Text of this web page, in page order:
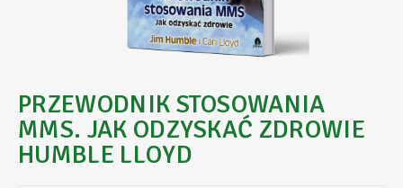
PRZEWODNIK STOSOWANIA
MMS. JAK ODZYSKAĆ ZDROWIE
HUMBLE LLOYD